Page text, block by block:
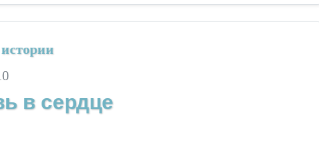
в сердце